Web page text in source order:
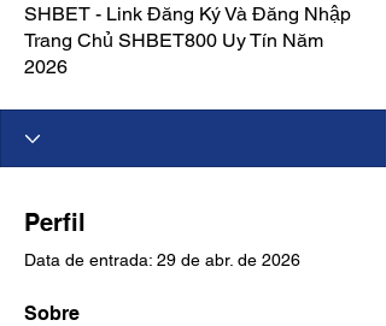
SHBET - Link Đăng Ký Và Đăng Nhập
Trang Chủ SHBET800 Uy Tín Năm
2026
Perfil
Data de entrada: 29 de abr. de 2026
Sobre